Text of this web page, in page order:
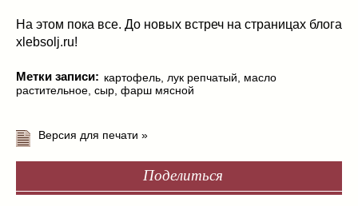
На этом пока все. До новых встреч на страницах блога
xlebsolj.ru!
Метки записи: картофель лук репчатый
масло
растительное сыр фарш мясной
Версия для печати »
Поделиться